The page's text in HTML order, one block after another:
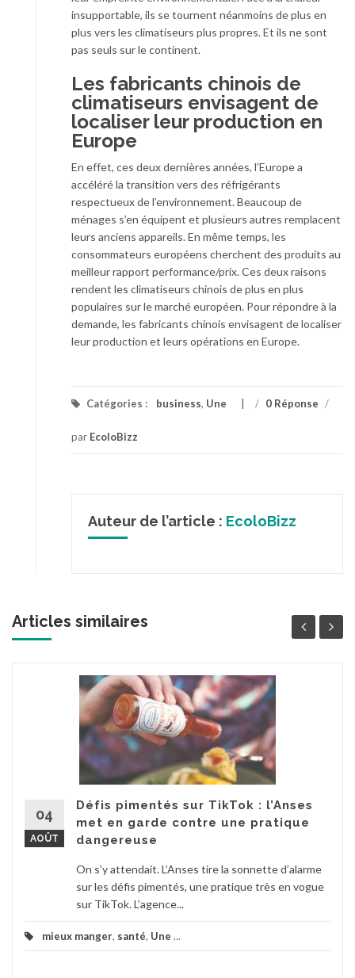
insupportable, ils se tournent néanmoins de plus en
plus vers les climatiseurs plus propres. Et ils ne sont
pas seuls sur le continent.
Les fabricants chinois de
climatiseurs envisagent de
localiser leur production en
Europe
En effet, ces deux dernières années, l’Europe a
accéléré la transition vers des réfrigérants
respectueux de l’environnement. Beaucoup de
ménages s’en équipent et plusieurs autres remplacent
leurs anciens appareils. En même temps, les
consommateurs européens cherchent des produits au
meilleur rapport performance/prix. Ces deux raisons
rendent les climatiseurs chinois de plus en plus
populaires sur le marché européen. Pour répondre à la
demande, les fabricants chinois envisagent de localiser
leur production et leurs opérations en Europe.
Catégories : business, Une / 0 Réponse /
par EcoloBizz
Auteur de l’article : EcoloBizz
Articles similaires
04
AOÛT
Défis pimentés sur TikTok : l’Anses
met en garde contre une pratique
dangereuse
On s’y attendait. L’Anses tire la sonnette d’alarme
sur les défis pimentés, une pratique très en vogue
sur TikTok. L’agence...
mieux manger, santé, Une ...